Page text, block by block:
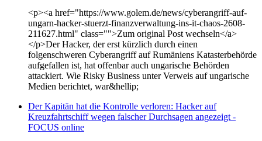
<p><a href="https://www.golem.de/news/cyberangriff-auf-
ungarn-hacker-stuerzt-finanzverwaltung-ins-it-chaos-2608-
211627.html" class="">Zum original Post wechseln</a>
</p>Der Hacker, der erst kürzlich durch einen
folgenschweren Cyberangriff auf Rumäniens Katasterbehörde
aufgefallen ist, hat offenbar auch ungarische Behörden
attackiert. Wie Risky Business unter Verweis auf ungarische
Medien berichtet, war&hellip;
Der Kapitän hat die Kontrolle verloren: Hacker auf
Kreuzfahrtschiff wegen falscher Durchsagen angezeigt -
FOCUS online